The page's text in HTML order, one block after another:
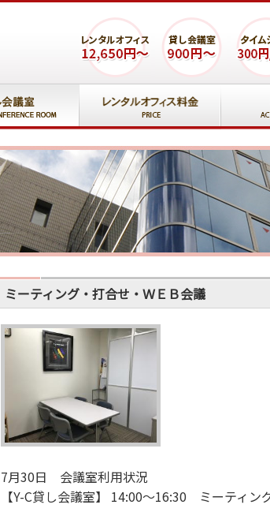
ミーティング・打合せ・ＷＥＢ会議
7月30日 会議室利用状況
【Y-C貸し会議室】 14:00～16:30 ミーティン